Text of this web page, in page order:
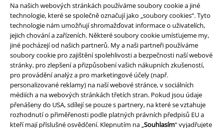
Na našich webových stránkách používáme soubory cookie a jiné
technologie, které se společně označují jako „soubory cookies“. Tyto
technologie nám umožňují shromažďovat informace o uživatelích,
jejich chování a zařízeních. Některé soubory cookie umísťujeme my,
jiné pocházejí od našich partnerů. My a naši partneři používáme
soubory cookie pro zajištění spolehlivosti a bezpečnosti naší webové
stránky, pro zlepšení a přizpůsobení vašich nákupních zkušeností,
pro provádění analýz a pro marketingové účely (např.
personalizované reklamy) na naší webové stránce, v sociálních
médiích a na webových stránkách třetích stran. Pokud jsou údaje
přenášeny do USA, sdílejí se pouze s partnery, na které se vztahuje
rozhodnutí o přiměřenosti podle platných právních předpisů EU a
kteří mají příslušné osvědčení. Klepnutím na „ Souhlasím“ vyjadřujete
Právní informace
Podmínky
Prohlášení
Ochrana osobních údajů
Likvidace odpadu a ochrana životního prostředí
Prohlášení o shodě